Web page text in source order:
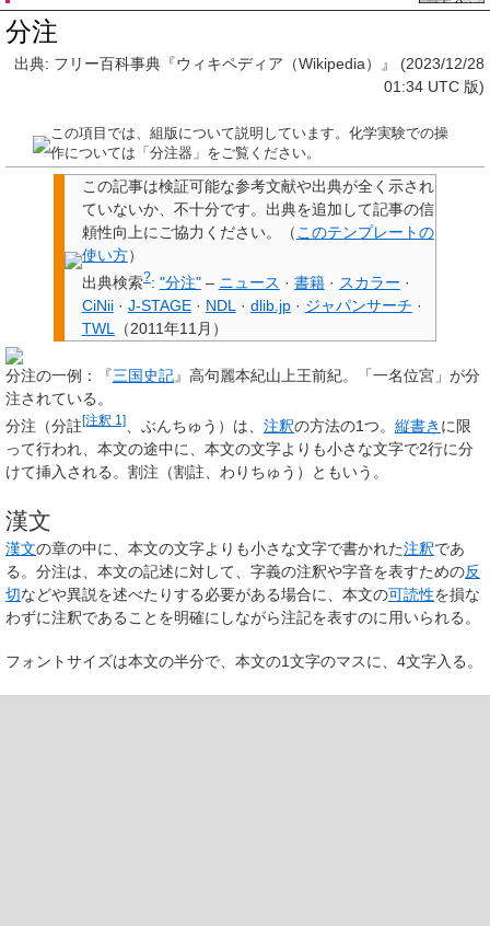
分注
出典: フリー百科事典『ウィキペディア（Wikipedia）』 (2023/12/28
01:34 UTC 版)
この項目では、組版について説明しています。化学実験での操
作については「分注器」をご覧ください。
この記事は検証可能な参考文献や出典が全く示され
ていないか、不十分です。 出典を追加して記事の信
頼性向上にご協力ください。
（ このテンプレートの
使い方）
出典検索?: "分注"– ニュース · 書籍 · スカラー ·
CiNii · J-STAGE · NDL · dlib.jp · ジャパンサーチ ·
TWL
（2011年11月 ）
分注の一例：『三国史記』高句麗本紀山上王前紀。「一名位宮」が分
注されている。
分注 （分註[注釈 1] 、ぶんちゅう）は、 注釈の方法の1つ。 縦書き に限
って行われ、本文の途中に、本文の文字よりも小さな文字で2行に分
けて挿入される。 割注 （割註 、わりちゅう）ともいう。
漢文
漢文の章の中に、本文の文字よりも小さな文字で書かれた注釈であ
る。分注は、本文の記述に対して、字義の注釈や字音を表すための反
切などや異説を述べたりする必要がある場合に、本文の可読性を損な
わずに注釈であることを明確にしながら注記を表すのに用いられる。
フォントサイズは本文の半分で、本文の1文字のマスに、4文字入る。